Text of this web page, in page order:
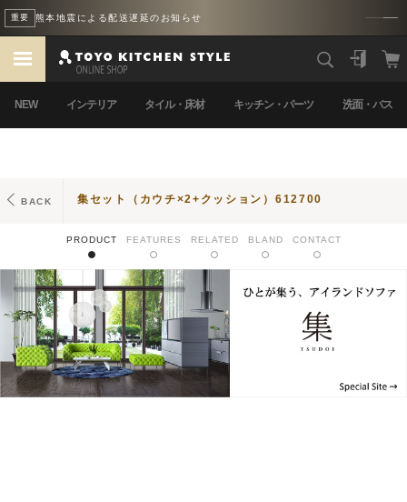
重要 熊本地震による配送遅延のお知らせ
NEW インテリア タイル・床材 キッチン・パーツ 洗面・バス
BACK 集セット（カウチ×2+クッション）612700
PRODUCT FEATURES RELATED BLAND CONTACT